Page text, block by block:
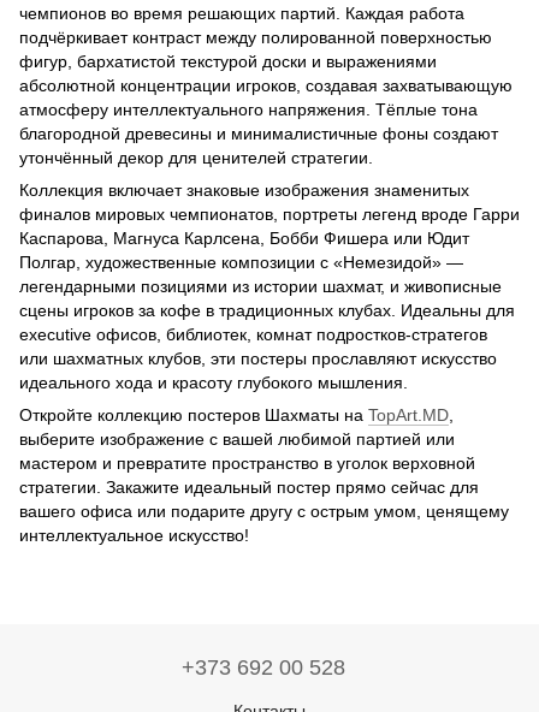
чемпионов во время решающих партий. Каждая работа
подчёркивает контраст между полированной поверхностью
фигур, бархатистой текстурой доски и выражениями
абсолютной концентрации игроков, создавая захватывающую
атмосферу интеллектуального напряжения. Тёплые тона
благородной древесины и минималистичные фоны создают
утончённый декор для ценителей стратегии.
Коллекция включает знаковые изображения знаменитых
финалов мировых чемпионатов, портреты легенд вроде Гарри
Каспарова, Магнуса Карлсена, Бобби Фишера или Юдит
Полгар, художественные композиции с «Немезидой» —
легендарными позициями из истории шахмат, и живописные
сцены игроков за кофе в традиционных клубах. Идеальны для
executive офисов, библиотек, комнат подростков-стратегов
или шахматных клубов, эти постеры прославляют искусство
идеального хода и красоту глубокого мышления.
Откройте коллекцию постеров Шахматы на TopArt.MD
выберите изображение с вашей любимой партией или
мастером и превратите пространство в уголок верховной
стратегии. Закажите идеальный постер прямо сейчас для
вашего офиса или подарите другу с острым умом, ценящему
интеллектуальное искусство!
+373 692 00 528